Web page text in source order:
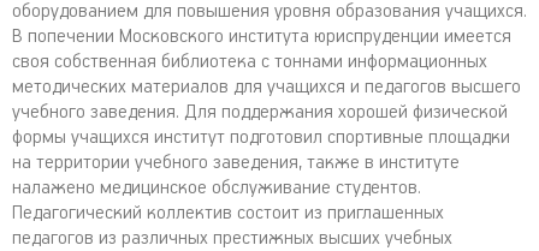
оборудованием для повышения уровня образования учащихся.
В попечении Московского института юриспруденции имеется
своя собственная библиотека с тоннами информационных
методических материалов для учащихся и педагогов высшего
учебного заведения. Для поддержания хорошей физической
формы учащихся институт подготовил спортивные площадки
на территории учебного заведения, также в институте
налажено медицинское обслуживание студентов.
Педагогический коллектив состоит из приглашенных
педагогов из различных престижных высших учебных